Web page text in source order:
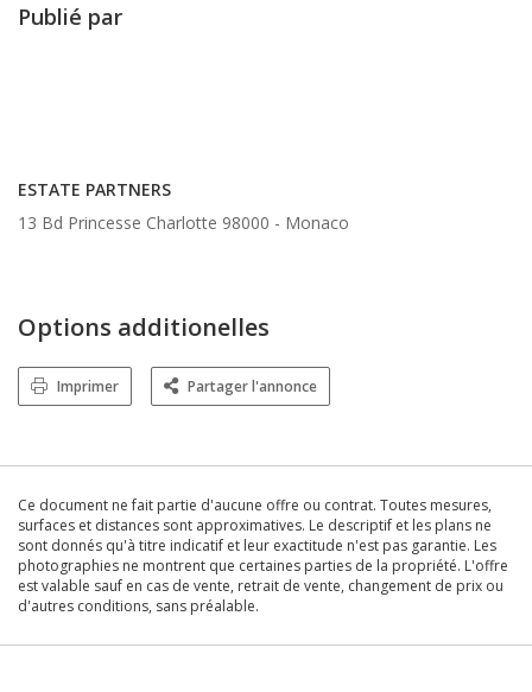
Publié par
ESTATE PARTNERS
13 Bd Princesse Charlotte 98000 - Monaco
Options additionelles
Imprimer Partager l'annonce
Ce document ne fait partie d'aucune offre ou contrat. Toutes mesures,
surfaces et distances sont approximatives. Le descriptif et les plans ne
sont donnés qu'à titre indicatif et leur exactitude n'est pas garantie. Les
photographies ne montrent que certaines parties de la propriété. L'offre
est valable sauf en cas de vente, retrait de vente, changement de prix ou
d'autres conditions, sans préalable.